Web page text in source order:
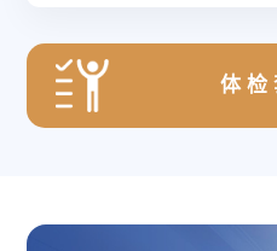
体检